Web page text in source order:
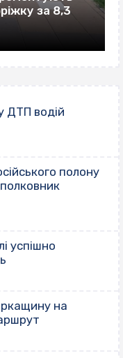
за 8,3
ДТП водій
полону
успішно
на